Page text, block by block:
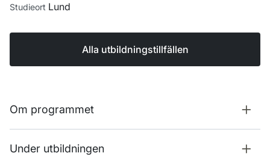
Studieort Lund
Alla utbildningstillfällen
Om programmet
Under utbildningen